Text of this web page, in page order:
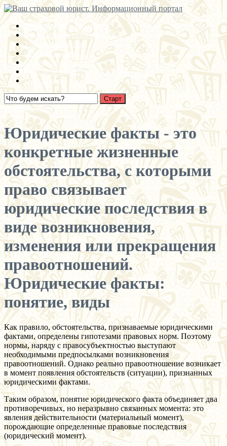
Медицинские страховки
Взыскание страховки с РСА
Ущерб имуществу
О страховании
Суброгация
Выплаты по автострахованию
Пенсионное страхование
Открыть меню
Юридические факты - это
конкретные жизненные
обстоятельства, с которыми
право связывает
юридические последствия в
виде возникновения,
изменения или прекращения
правоотношений.
Юридические факты:
понятие, виды
Как правило, обстоятельства, признаваемые юридическими
фактами, определены гипотезами правовых норм. Поэтому
нормы, наряду с правосубъектностью выступают
необходимыми предпосылками возникновения
правоотношений. Однако реально правоотношение возникает
в момент появления обстоятельств (ситуации), признанных
юридическими фактами.
Таким образом, понятие юридического факта объединяет два
противоречивых, но неразрывно связанных момента: это
явления действительности (материальный момент),
порождающие определенные правовые последствия
(юридический момент).